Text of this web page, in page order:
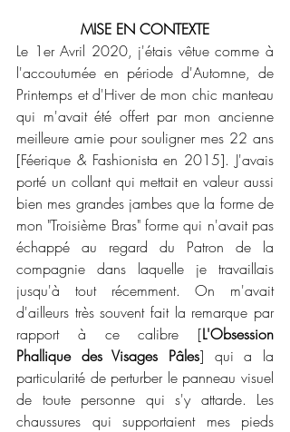
MISE EN CONTEXTE
Le 1er Avril 2020, j'étais vêtue comme à
l'accoutumée en période d'Automne, de
Printemps et d'Hiver de mon chic manteau
qui m'avait été offert par mon ancienne
meilleure amie pour souligner mes 22 ans
[Féerique & Fashionista en 2015]. J'avais
porté un collant qui mettait en valeur aussi
bien mes grandes jambes que la forme de
mon "Troisième Bras" forme qui n'avait pas
échappé au regard du Patron de la
compagnie dans laquelle je travaillais
jusqu'à tout récemment. On m'avait
d'ailleurs très souvent fait la remarque par
rapport à ce calibre [L'Obsession
Phallique des Visages Pâles] qui a la
particularité de perturber le panneau visuel
de toute personne qui s'y attarde. Les
chaussures qui supportaient mes pieds